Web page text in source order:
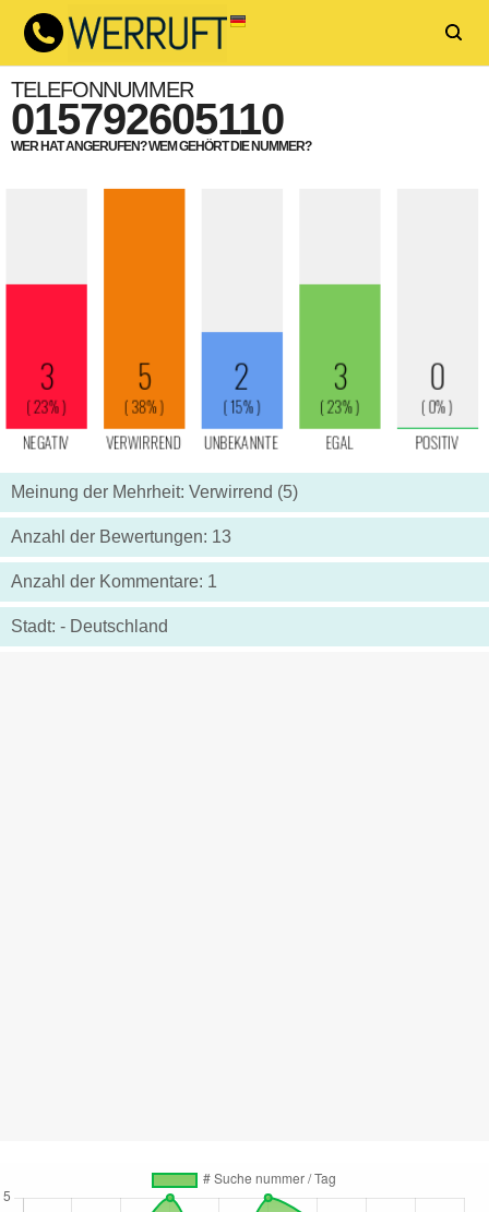
TELEFONNUMMER
015792605110
WER HAT ANGERUFEN? WEM GEHÖRT DIE NUMMER?
Meinung der Mehrheit: Verwirrend (5)
Anzahl der Bewertungen: 13
Anzahl der Kommentare: 1
Stadt: - Deutschland